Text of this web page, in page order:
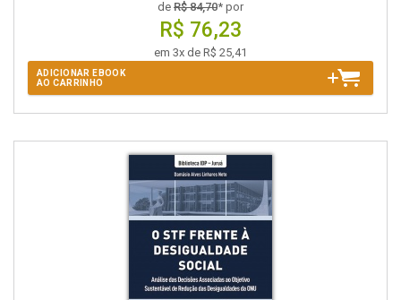
de R$ 84,70* por
R$ 76,23
em 3x de R$ 25,41
ADICIONAR EBOOK
AO CARRINHO